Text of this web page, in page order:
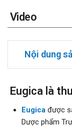
Video
Nội dung
Eugica là
Eugicađược
Dược phẩm